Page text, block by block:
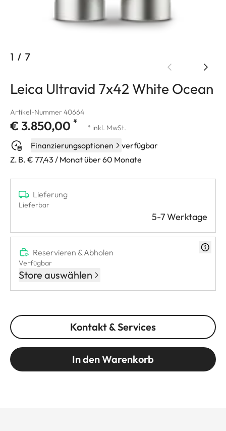
1 / 7
Leica Ultravid 7x42 White Ocean
Artikel-Nummer 40664
€ 3.850,00 * * inkl. MwSt.
Finanzierungsoptionen
verfügbar
Z. B. € 77,43 / Monat über 60 Monate
Lieferung
Lieferbar
5-7 Werktage
Reservieren & Abholen
Verfügbar
Store auswählen
Kontakt & Services
In den Warenkorb